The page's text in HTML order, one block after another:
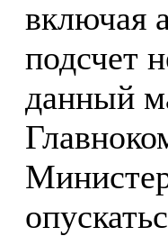
включая
подсчет
данный